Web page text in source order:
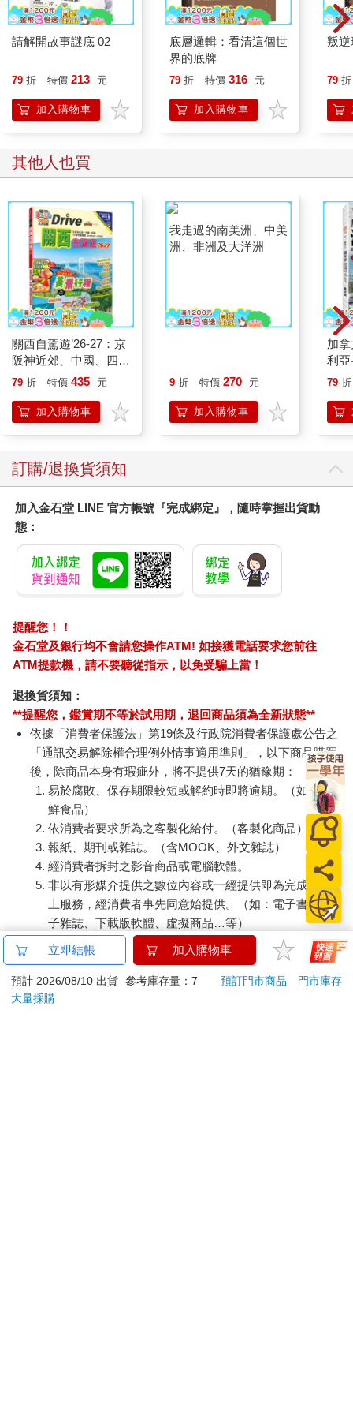
請解開故事謎底 02
79 折 特價 213 元
加入購物車
底層邏輯：看清這個世
界的底牌
79 折 特價 316 元
加入購物車
叛逆
79 折
其他人也買
關西自駕遊’26-27：京
阪神近郊、中國、四國
39條兜風路線 MM哈
79 折 特價 435 元
加入購物車
9 折 特價 270 元
加入購物車
加
利亞
斯勒
79 折
訂購/退換貨須知
加入金石堂 LINE 官方帳號『完成綁定』，隨時掌握出貨動
態：
提醒您！！
金石堂及銀行均不會請您操作ATM! 如接獲電話要求您前往
ATM提款機，請不要聽從指示，以免受騙上當！
退換貨須知：
**提醒您，鑑賞期不等於試用期，退回商品須為全新狀態**
依據「消費者保護法」第19條及行政院消費者保護處公告之
「通訊交易解除權合理例外情事適用準則」，以下商品購買
後，除商品本身有瑕疵外，將不提供7天的猶豫期：
易於腐敗、保存期限較短或解約時即將逾期。（如：生
鮮食品）
依消費者要求所為之客製化給付。（客製化商品）
報紙、期刊或雜誌。（含MOOK、外文雜誌）
經消費者拆封之影音商品或電腦軟體。
非以有形媒介提供之數位內容或一經提供即為完成之線
上服務，經消費者事先同意始提供。（如：電子書、電
子雜誌、下載版軟體、虛擬商品…等）
已拆封之個人衛生用品。（如：內衣褲、刮鬍刀、除毛
若非上列種類商品，均享有到貨7天的猶豫期（含例假
日）。
立即結帳 加入購物車
預計 2026/08/10 出貨 參考庫存量：7 預訂門市商品
門市庫存
大量採購